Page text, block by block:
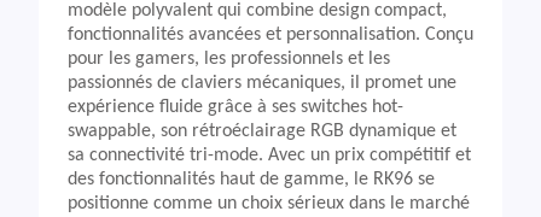
modèle polyvalent qui combine design compact,
fonctionnalités avancées et personnalisation. Conçu
pour les gamers, les professionnels et les
passionnés de claviers mécaniques, il promet une
expérience fluide grâce à ses switches hot-
swappable, son rétroéclairage RGB dynamique et
sa connectivité tri-mode. Avec un prix compétitif et
des fonctionnalités haut de gamme, le RK96 se
positionne comme un choix sérieux dans le marché